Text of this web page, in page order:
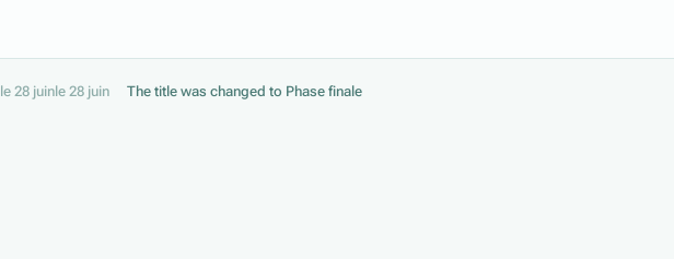
le 28 juinle 28 juin The title was changed to Phase finale